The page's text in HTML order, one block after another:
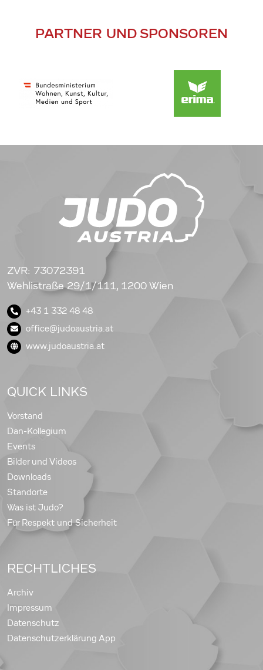
PARTNER UND SPONSOREN
ZVR: 73072391
Wehlistraße 29/1/111, 1200 Wien
+43 1 332 48 48
office@judoaustria.at
www.judoaustria.at
QUICK LINKS
Vorstand
Dan-Kollegium
Events
Bilder und Videos
Downloads
Standorte
Was ist Judo?
Für Respekt und Sicherheit
RECHTLICHES
Archiv
Impressum
Datenschutz
Datenschutzerklärung App